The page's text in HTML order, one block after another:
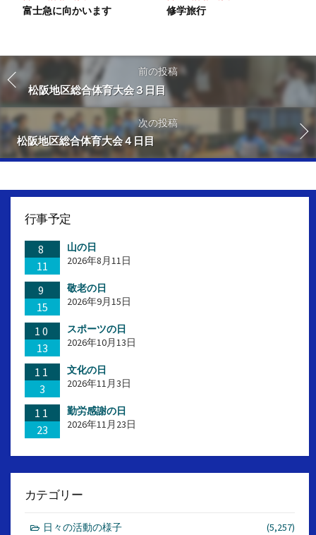
富士急に向かいます 修学旅行
前の投稿
松阪地区総合体育大会３日目
次の投稿
松阪地区総合体育大会４日目
行事予定
8
11
山の日
2026年8月11日
9
15
敬老の日
2026年9月15日
10
13
スポーツの日
2026年10月13日
11
3
文化の日
2026年11月3日
11
23
勤労感謝の日
2026年11月23日
カテゴリー
日々の活動の様子 (5,257)